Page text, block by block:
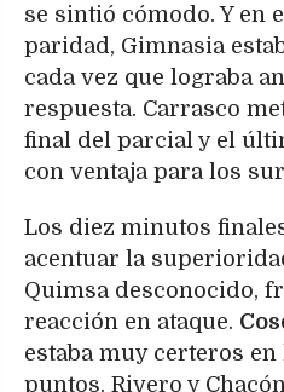
se sintió cómodo. Y en
paridad, Gimnasia
cada vez que lograba
respuesta. Carrasco
final del parcial y el
con ventaja para los
Los diez minutos
acentuar la
Quimsa desconocido,
reacción en ataque.
estaba muy certeros
puntos. Rivero y